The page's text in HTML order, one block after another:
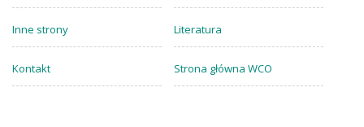
Inne strony Literatura
Kontakt Strona główna WCO